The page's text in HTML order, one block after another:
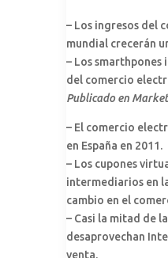
– Los ingresos del
mundial crecerán
– Los smarthpones
del comercio
Publicado en
– El comercio
en España en 2011.
– Los cupones
intermediarios en
cambio en el
– Casi la mitad de
desaprovechan
venta.